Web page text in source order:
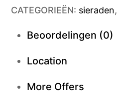
CATEGORIEËN: sieraden
Beoordelingen (0)
Location
More Offers